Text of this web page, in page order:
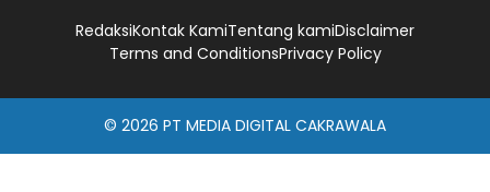
RedaksiKontak KamiTentang kamiDisclaimer
Terms and ConditionsPrivacy Policy
© 2026 PT MEDIA DIGITAL CAKRAWALA